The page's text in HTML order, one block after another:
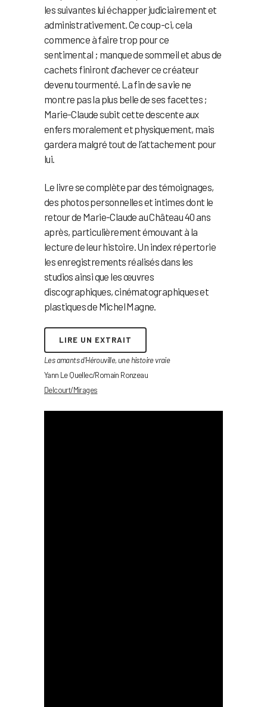
les suivantes lui échapper judiciairement et
administrativement. Ce coup-ci, cela
commence à faire trop pour ce
sentimental ; manque de sommeil et abus de
cachets finiront d’achever ce créateur
devenu tourmenté. La fin de sa vie ne
montre pas la plus belle de ses facettes ;
Marie-Claude subit cette descente aux
enfers moralement et physiquement, mais
gardera malgré tout de l’attachement pour
lui.
Le livre se complète par des témoignages,
des photos personnelles et intimes dont le
retour de Marie-Claude au Château 40 ans
après, particulièrement émouvant à la
lecture de leur histoire. Un index répertorie
les enregistrements réalisés dans les
studios ainsi que les œuvres
discographiques, cinématographiques et
plastiques de Michel Magne.
LIRE UN EXTRAIT
Les amants d’Hérouville, une histoire vraie
Yann Le Quellec/Romain Ronzeau
Delcourt/Mirages